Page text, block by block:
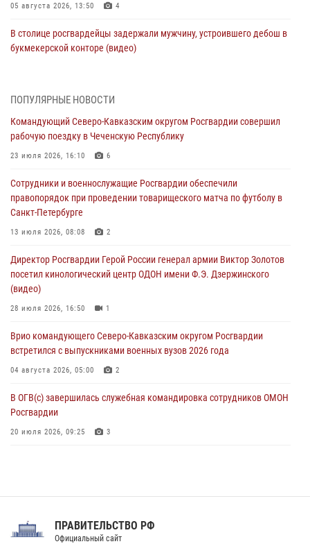
05 августа 2026, 13:50 4
В столице росгвардейцы задержали мужчину, устроившего дебош в
букмекерской конторе (видео)
В Удмуртии при силовой поддержке спецназа Росгвардии
оздоровительных услуг (видео)
05 августа 2026, 13:20
посетили мастер-класс по художественной гимнастике
05 августа 2026, 13:00 3
Офицеры Росгвардии и ветераны войск правопорядка почтили
05 августа 2026, 12:40
Росгвардейцы приняли участие в акции «Волна памяти»,
посвящённой 83‑й годовщине освобождения Белгорода от
05 августа 2026, 12:13 1
ПОПУЛЯРНЫЕ НОВОСТИ
Командующий Северо-Кавказским округом Росгвардии совершил
рабочую поездку в Чеченскую Республику
23 июля 2026, 16:10 6
Сотрудники и военнослужащие Росгвардии обеспечили
правопорядок при проведении товарищеского матча по футболу в
Санкт-Петербурге
13 июля 2026, 08:08 2
Директор Росгвардии Герой России генерал армии Виктор Золотов
посетил кинологический центр ОДОН имени Ф.Э. Дзержинского
(видео)
28 июля 2026, 16:50 1
Врио командующего Северо-Кавказским округом Росгвардии
встретился с выпускниками военных вузов 2026 года
04 августа 2026, 05:00 2
В ОГВ(с) завершилась служебная командировка сотрудников ОМОН
Росгвардии
20 июля 2026, 09:25 3
Праздник «Один день с Росгвардией» к 105-летию Центрального
ПРАВИТЕЛЬСТВО РФ
Официальный сайт